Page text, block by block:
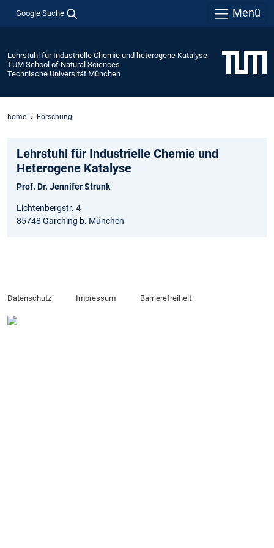
Google Suche Menü
Lehrstuhl für Industrielle Chemie und heterogene Katalyse
TUM School of Natural Sciences
Technische Universität München
home Forschung
Lehrstuhl für Industrielle Chemie und
Heterogene Katalyse
Prof. Dr. Jennifer Strunk
Lichtenbergstr. 4
85748 Garching b. München
Datenschutz Impressum Barrierefreiheit